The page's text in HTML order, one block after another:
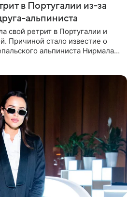
в Португалии из-за
альпиниста
свой ретрит в Португалии и
Причиной стало известие о
альпиниста Нирмала